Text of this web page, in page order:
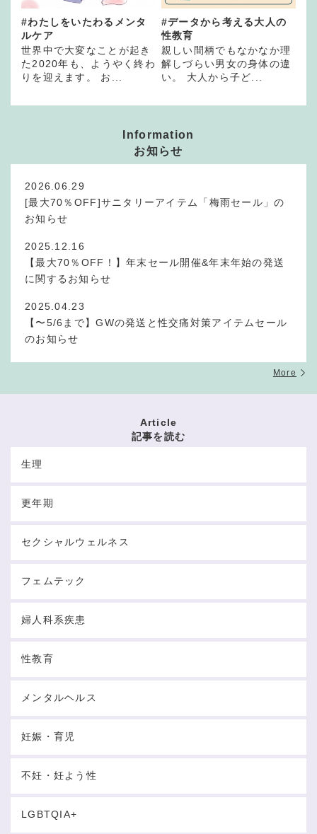
#わたしをいたわるメンタ
ルケア
世界中で大変なことが起き
た2020年も、ようやく終わ
りを迎えます。 お...
#データから考える大人の
性教育
親しい間柄でもなかなか理
解しづらい男女の身体の違
い。 大人から子ど...
Information
お知らせ
2026.06.29
[最大70％OFF]サニタリーアイテム「梅雨セール」の
お知らせ
2025.12.16
【最大70％OFF！】年末セール開催&年末年始の発送
に関するお知らせ
2025.04.23
【〜5/6まで】GWの発送と性交痛対策アイテムセール
のお知らせ
More
Article
記事を読む
生理
更年期
セクシャルウェルネス
フェムテック
婦人科系疾患
性教育
メンタルヘルス
妊娠・育児
不妊・妊よう性
LGBTQIA+